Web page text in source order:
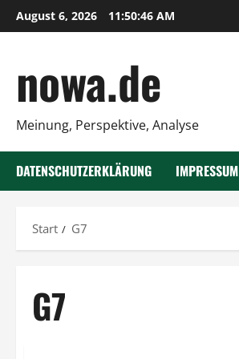
Zum
Inhalt
August 6, 2026 11:50:47 AM
nowa.de
Meinung, Perspektive, Analyse
DATENSCHUTZERKLÄRUNG IMPRESSUM
Start G7
G7